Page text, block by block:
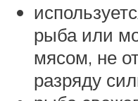
рыба или
мясом, не
разряду